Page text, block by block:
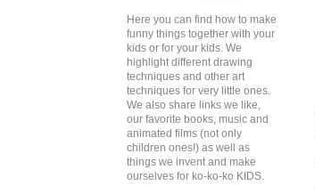
Here you can find how to make
funny things together with your
kids or for your kids. We
highlight different drawing
techniques and other art
techniques for very little ones.
We also share links we like,
our favorite books, music and
animated films (not only
children ones!) as well as
things we invent and make
ourselves for ko-ko-ko KIDS.